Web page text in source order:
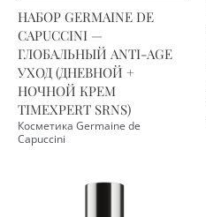
НАБОР GERMAINE DE
CAPUCCINI —
ГЛОБАЛЬНЫЙ ANTI-AGE
УХОД (ДНЕВНОЙ +
НОЧНОЙ КРЕМ
TIMEXPERT SRNS)
Косметика Germaine de
Capuccini